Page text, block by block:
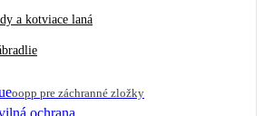
a kotviace laná
oopp pre záchranné zložky
ochrana